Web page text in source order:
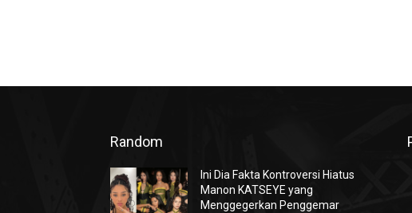
Random
Ini Dia Fakta Kontroversi Hiatus
Manon KATSEYE yang
Menggegerkan Penggemar